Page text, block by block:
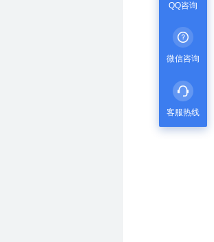
QQ咨询
微信咨询
客服热线